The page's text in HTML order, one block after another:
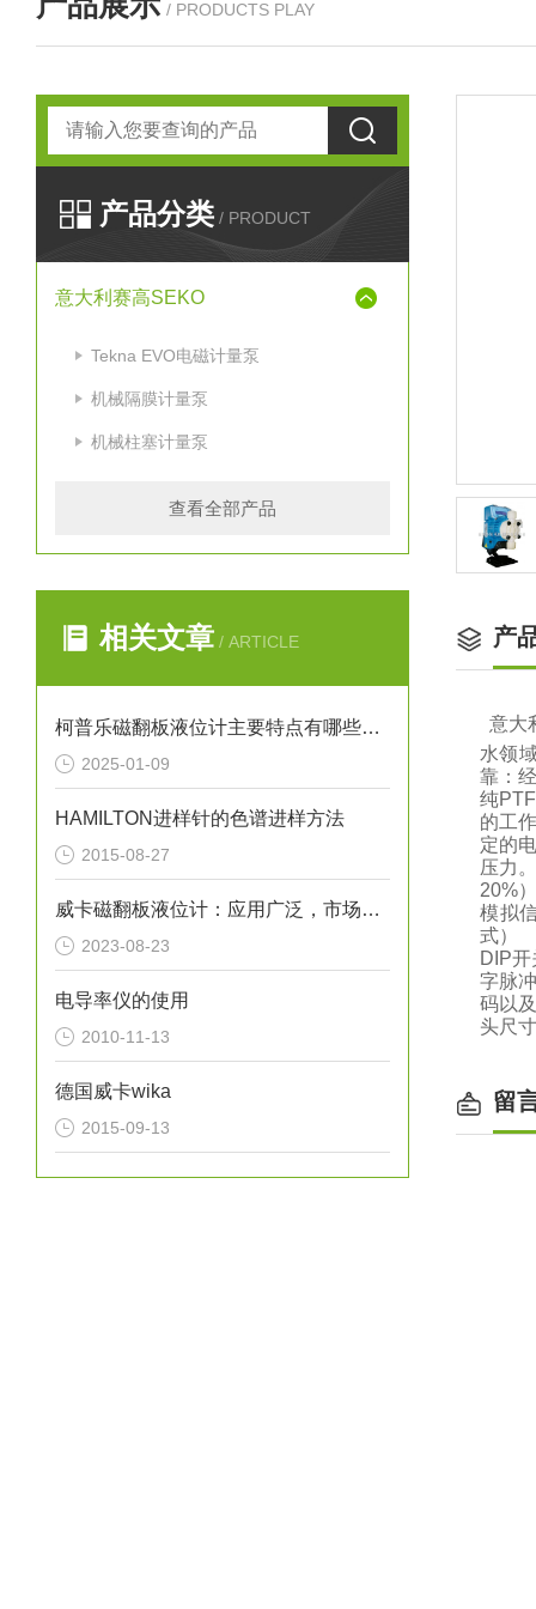
/ PRODUCTS PLAY
产品分类 / PRODUCT
意大利赛高SEKO
Tekna EVO电磁计量泵
机械隔膜计量泵
机械柱塞计量泵
查看全部产品
相关文章 / ARTICLE
柯普乐磁翻板液位计主要特点有哪些呢？
2025-01-09
HAMILTON进样针的色谱进样方法
2015-08-27
威卡磁翻板液位计：应用广泛，市场前景广阔
2023-08-23
电导率仪的使用
2010-11-13
德国威卡wika
2015-09-13
产
意大
水领
靠：
纯
的工
定的
压力
20%
模拟
式）
DIP
字脉
码以
头尺
留